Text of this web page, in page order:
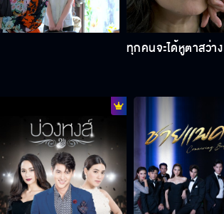
ทุกคนจะได้หูตาสว่าง